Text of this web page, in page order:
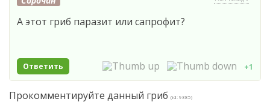
А этот гриб паразит или сапрофит?
Ответить +1
Прокомментируйте данный гриб (id: 9385)